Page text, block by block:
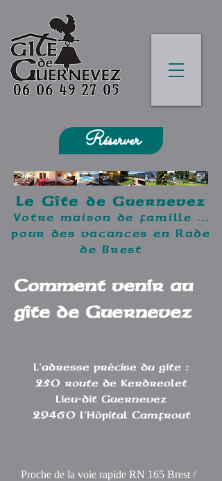
Le Gîtede Guernevez
Votre maison de famille ...
pour des vacances en Rade
de Brest
Réserver
Comment venir au
gîte de Guernevez
L'adresse précise du gite :
250 route de Kerdreolet
Lieu-dit Guernevez
29460 l'Hôpital Camfrout
Proche de la voie rapide RN 165 Brest /